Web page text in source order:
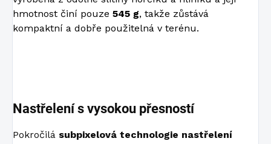
hmotnost činí pouze 545 g, takže zůstává
kompaktní a dobře použitelná v terénu.
Nastřelení s vysokou přesností
Pokročilá subpixelová technologie nastřelení